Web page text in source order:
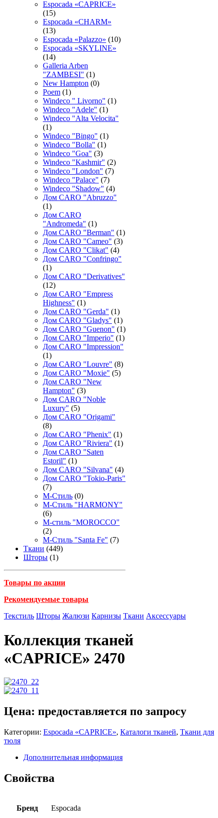
Espocadа «CAPRICE»
(15)
Espocadа «CHARM»
(13)
Espocadа «Palazzo» (10)
Espocadа «SKYLINE»
(14)
Galleria Arben
"ZAMBESI" (1)
New Hampton (0)
Poem (1)
Windeco " Livorno" (1)
Windeco "Adele" (1)
Windeco "Alta Velocita"
(1)
Windeco "Bingo" (1)
Windeco "Bolla" (1)
Windeco "Goa" (3)
Windeco "Kashmir" (2)
Windeco "London" (7)
Windeco "Palace" (7)
Windeco "Shadow" (4)
Дом CARO "Abruzzo"
(1)
Дом CARO
"Andromeda" (1)
Дом CARO "Berman" (1)
Дом CARO "Cameo" (3)
Дом CARO "Clikat" (4)
Дом CARO "Confringo"
(1)
Дом CARO "Derivatives"
(12)
Дом CARO "Empress
Highness" (1)
Дом CARO "Gerda" (1)
Дом CARO "Gladys" (1)
Дом CARO "Guenon" (1)
Дом CARO "Imperio" (1)
Дом CARO "Impression"
(1)
Дом CARO "Louvre" (8)
Дом CARO "Moxie" (5)
Дом CARO "New
Hampton" (3)
Дом CARO "Noble
Luxury" (5)
Дом CARO "Origami"
(8)
Дом CARO "Phenix" (1)
Дом CARO "Riviera" (1)
Дом CARO "Saten
Estoril" (1)
Дом CARO "Silvana" (4)
Дом CARO "Tokio-Paris"
(7)
М-Стиль (0)
М-Стиль "HARMONY"
(6)
М-стиль "MOROCCO"
(2)
М-Стиль "Santa Fe" (7)
Ткани (449)
Шторы (1)
Товары по акции
Рекомендуемые товары
Текстиль Шторы Жалюзи Карнизы Ткани Аксессуары
Коллекция тканей
«CAPRICE» 2470
Цена: предоставляется по запросу
Категории: Espocadа «CAPRICE», Каталоги тканей, Ткани для
тюля
Дополнительная информация
Свойства
Бренд Espocada